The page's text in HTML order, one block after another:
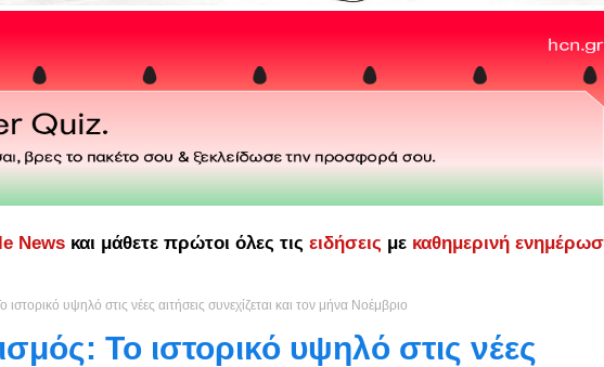
News και μάθετε πρώτοι όλες τις ειδήσεις με καθημερινή
υψηλό στις νέες αιτήσεις συνεχίζεται και τον μήνα Νοέμβριο
Το ιστορικό υψηλό στις νέες